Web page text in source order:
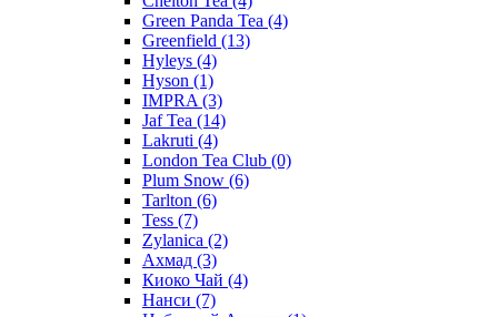
Green Panda Tea (4)
Greenfield (13)
Hyleys (4)
Hyson (1)
IMPRA (3)
Jaf Tea (14)
Lakruti (4)
London Tea Club (0)
Plum Snow (6)
Tarlton (6)
Tess (7)
Zylanica (2)
Ахмад (3)
Киоко Чай (4)
Нанси (7)